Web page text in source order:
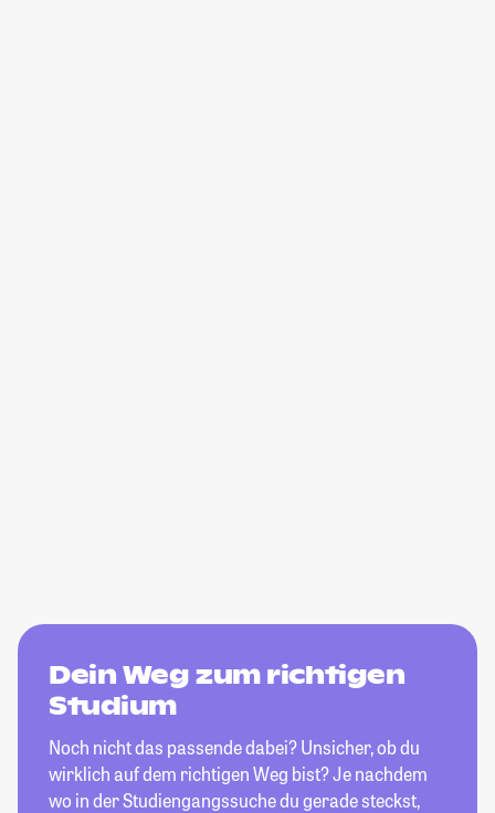
Dein Weg zum richtigen
Studium
Noch nicht das passende dabei? Unsicher, ob du
wirklich auf dem richtigen Weg bist? Je nachdem
wo in der Studiengangssuche du gerade steckst,